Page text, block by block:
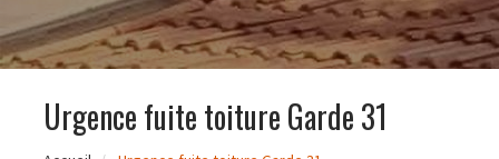
Urgence fuite toiture Garde 31